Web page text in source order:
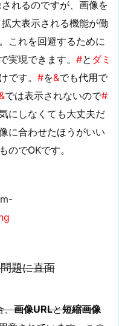
れるのですが、画像を
大表示される機能が働
これを回避するために
実現できます。 #と ダミ
です。 #を&でも代用で
では表示されないので#
にしなくても大丈夫だ
に合わせたほうがいい
のでOKです。
題に直面
、画像URLと短縮画像